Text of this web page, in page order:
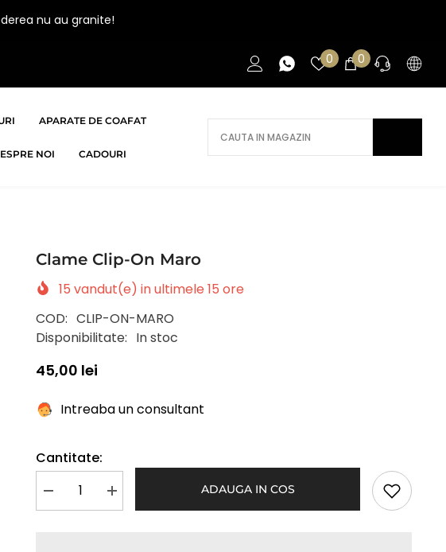
nu au granite!
0Liste
de
favorite
00
articole
AI NEVOIE DE AJUTOR?
APARATE DE COAFAT
NOI CADOURI
Clame Clip-On Maro
15 vandut(e) in ultimele15 ore
COD: CLIP-ON-MARO
Disponibilitate: In stoc
45,00 lei
Intreaba un consultant
Cantitate:
cantitatea
Mareste
cantitatea
ADAUGA IN COS